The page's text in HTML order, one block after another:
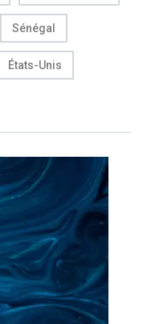
Sénégal
États-Unis